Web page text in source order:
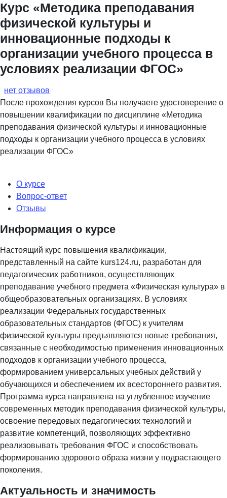
Курс «Методика преподавания
физической культуры и
инновационные подходы к
организации учебного процесса в
условиях реализации ФГОС»
нет отзывов
После прохождения курсов Вы получаете удостоверение о
повышении квалификации по дисциплине «Методика
преподавания физической культуры и инновационные
подходы к организации учебного процесса в условиях
реализации ФГОС»
О курсе
Вопрос-ответ
Отзывы
Информация о курсе
Настоящий курс повышения квалификации,
представленный на сайте kurs124.ru, разработан для
педагогических работников, осуществляющих
преподавание учебного предмета «Физическая культура» в
общеобразовательных организациях. В условиях
реализации Федеральных государственных
образовательных стандартов (ФГОС) к учителям
физической культуры предъявляются новые требования,
связанные с необходимостью применения инновационных
подходов к организации учебного процесса,
формированием универсальных учебных действий у
обучающихся и обеспечением их всестороннего развития.
Программа курса направлена на углубленное изучение
современных методик преподавания физической культуры,
освоение передовых педагогических технологий и
развитие компетенций, позволяющих эффективно
реализовывать требования ФГОС и способствовать
формированию здорового образа жизни у подрастающего
поколения.
Актуальность и значимость